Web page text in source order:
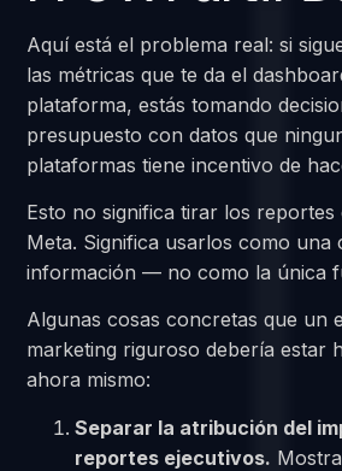
Aquí está el problema real: si
las métricas que te da el
plataforma, estás tomando
presupuesto con datos que
plataformas tiene incentivo de
Esto no significa tirar los reportes
Meta. Significa usarlos como una
información — no como la única
Algunas cosas concretas que un
marketing riguroso debería estar
ahora mismo:
Separar la atribución del
reportes ejecutivos.